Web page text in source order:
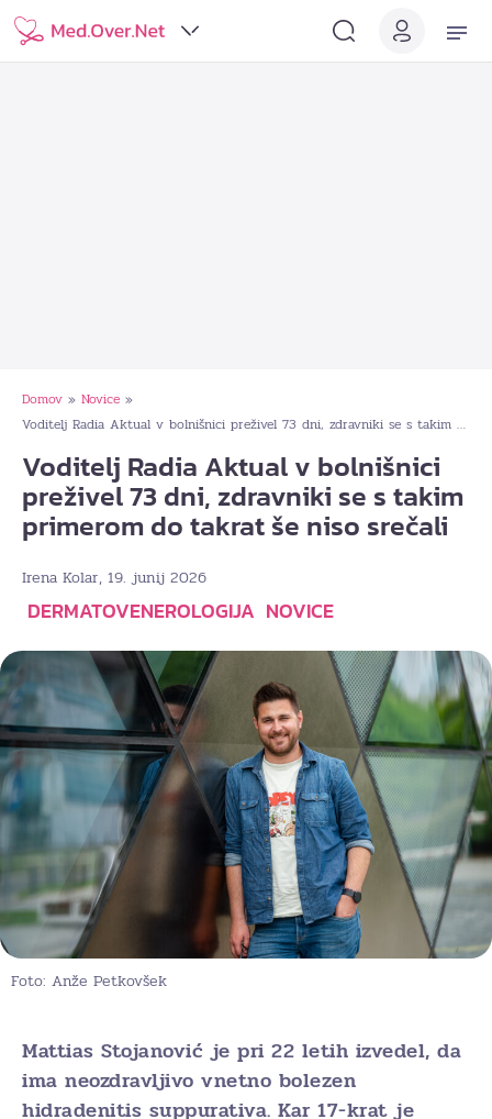
Domov » Novice »
Voditelj Radia Aktual v bolnišnici preživel 73 dni, zdravniki se s takim primerom do takrat še niso srečali
Voditelj Radia Aktual v bolnišnici
preživel 73 dni, zdravniki se s takim
primerom do takrat še niso srečali
Irena Kolar, 19. junij 2026
DERMATOVENEROLOGIJA NOVICE
Foto: Anže Petkovšek
Mattias Stojanović je pri 22 letih izvedel, da
ima neozdravljivo vnetno bolezen
hidradenitis suppurativa. Kar 17-krat je